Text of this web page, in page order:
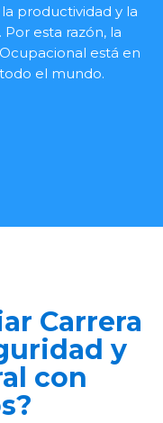
productividad y la
esta razón, la
está en
el mundo.
Carrera
y
con